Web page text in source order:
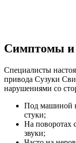
Симптомы и
Специалисты
привода Сузуки
нарушениями со
Под машиной
стуки;
На поворотах
звуки;